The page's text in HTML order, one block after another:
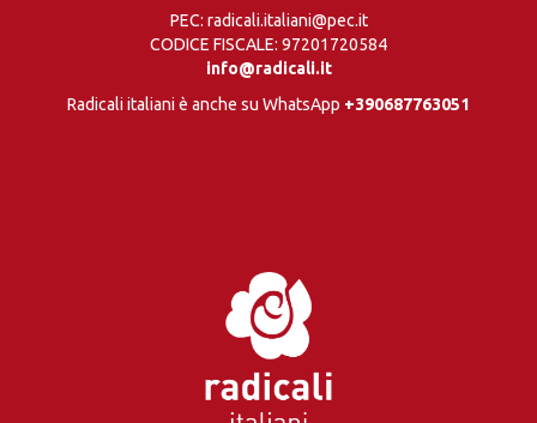
PEC: radicali.italiani@pec.it
CODICE FISCALE: 97201720584
info@radicali.it
Radicali italiani è anche su WhatsApp +390687763051